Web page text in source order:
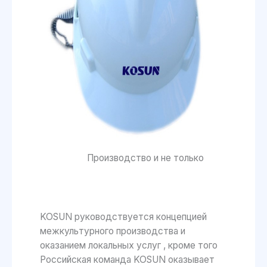
Производство и не только
KOSUN руководствуется концепцией
межкультурного производства и
оказанием локальных услуг , кроме того
Российская команда KOSUN оказывает